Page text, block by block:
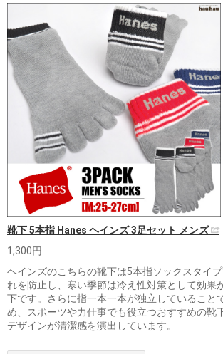
靴下 5本指 Hanes ヘインズ 3足セット メンズ
1,300円
ヘインズのこちらの靴下は5本指ソックスタイ
れを防止し、寒い季節は冷え性対策として効果
下です。さらに指一本一本が独立していること
め、スポーツや力仕事でも役立つおすすめの靴
デザインが清潔感を演出しています。